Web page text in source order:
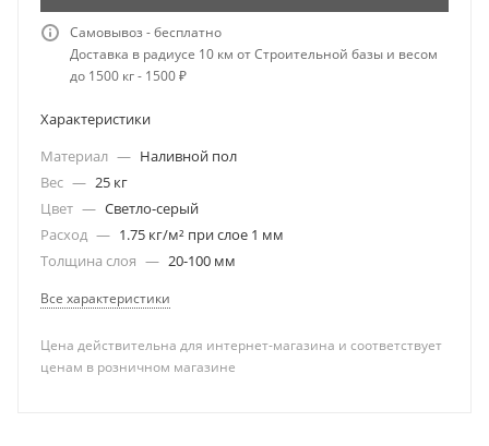
Самовывоз - бесплатно
Доставка в радиусе 10 км от Строительной базы и весом
до 1500 кг - 1500 ₽
Характеристики
Материал — Наливной пол
Вес — 25 кг
Цвет — Светло-серый
Расход — 1.75 кг/м² при слое 1 мм
Толщина слоя — 20-100 мм
Все характеристики
Цена действительна для интернет-магазина и соответствует
ценам в розничном магазине